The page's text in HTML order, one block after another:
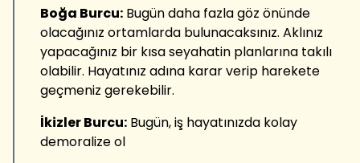
Boğa Burcu: Bugün daha fazla göz önünde
olacağınız ortamlarda bulunacaksınız. Aklınız
yapacağınız bir kısa seyahatin planlarına takılı
olabilir. Hayatınız adına karar verip harekete
geçmeniz gerekebilir.
İkizler Burcu: Bugün, iş hayatınızda kolay
demoralize ol